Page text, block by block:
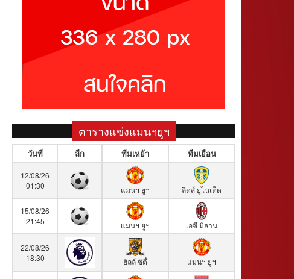
ตารางแข่งแมนฯยูฯ
วันที่ ลีก ทีมเหย้า ทีมเยือน
12/08/26
01:30
แมนฯ ยูฯ ลีดส์ ยูไนเต็ด
15/08/26
21:45
แมนฯ ยูฯ เอซี มิลาน
22/08/26
18:30
ฮัลล์ ซิตี้ แมนฯ ยูฯ